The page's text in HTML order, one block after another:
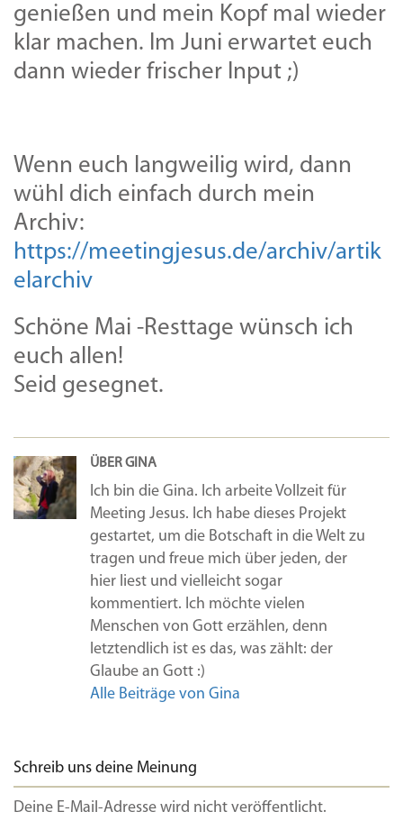
genießen und mein Kopf mal wieder
klar machen. Im Juni erwartet euch
dann wieder frischer Input ;)
Wenn euch langweilig wird, dann
wühl dich einfach durch mein
Archiv:
https://meetingjesus.de/archiv/artik
elarchiv
Schöne Mai -Resttage wünsch ich
euch allen!
Seid gesegnet.
ÜBER GINA
Ich bin die Gina. Ich arbeite Vollzeit für
Meeting Jesus. Ich habe dieses Projekt
gestartet, um die Botschaft in die Welt zu
tragen und freue mich über jeden, der
hier liest und vielleicht sogar
kommentiert. Ich möchte vielen
Menschen von Gott erzählen, denn
letztendlich ist es das, was zählt: der
Glaube an Gott :)
Alle Beiträge von Gina
Schreib uns deine Meinung
Deine E-Mail-Adresse wird nicht veröffentlicht.